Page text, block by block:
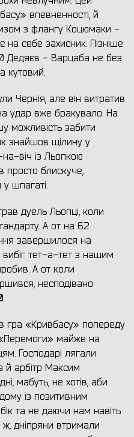
впевненності, й
з флангу Коцюмаки -
себе захисник. Пізніше
Дедяєв - Варцаба не без
кутовий.
Чернія, але він витратив
удар вже бракувало. На
можливість забити
знайшов щілину у
віч із Льопкою
просто блискуче,
шпагаті.
дуель Льопці, коли
А от на 62
завершилося на
вибіг тет-а-тет з нашим
А от коли
несподівано
.
гра «Кривбасу» попереду
майже на
Господарі лягали
й арбітр Максим
мабуть, не хотів, аби
із позитивним
та не даючи нам навіть
дніпряни втримали